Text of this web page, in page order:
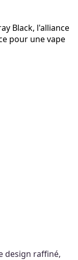
Black, l'alliance
pour une vape
design raffiné,